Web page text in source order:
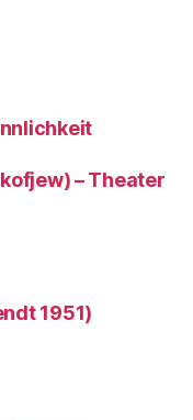
– Theater
1951)